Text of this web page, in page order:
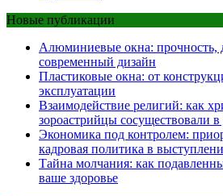
Новые публикации
Алюминиевые окна: прочность,
современный дизайн
Пластиковые окна: от
эксплуатации
Взаимодействие религий: как
зороастрийцы сосуществовали
Экономика под контролем:
кадровая политика в
Тайна молчания: как
ваше здоровье